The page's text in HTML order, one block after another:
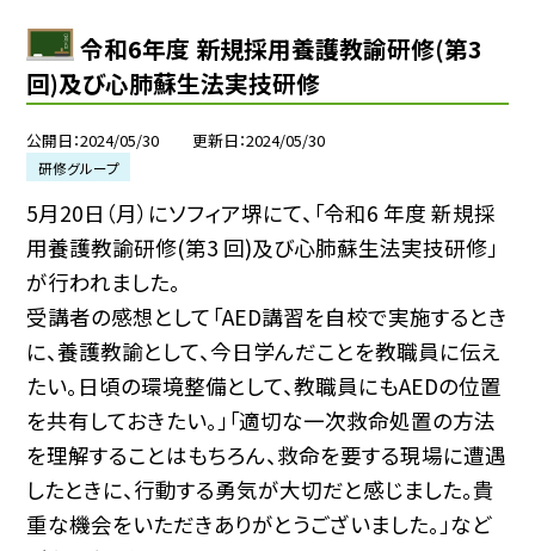
令和6年度 新規採用養護教諭研修(第3
回)及び心肺蘇生法実技研修
公開日 2024/05/30 更新日 2024/05/30
研修グループ
5月20日（月）にソフィア堺にて、「令和6 年度 新規採
用養護教諭研修(第3 回)及び心肺蘇生法実技研修」
が行われました。
受講者の感想として「AED講習を自校で実施するとき
に、養護教諭として、今日学んだことを教職員に伝え
たい。日頃の環境整備として、教職員にもAEDの位置
を共有しておきたい。」「適切な一次救命処置の方法
を理解することはもちろん、救命を要する現場に遭遇
したときに、行動する勇気が大切だと感じました。貴
重な機会をいただきありがとうございました。」など